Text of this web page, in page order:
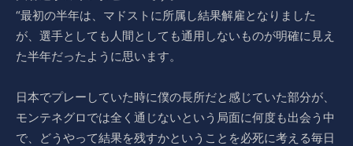
“最初の半年は、マドストに所属し結果解雇となりました
が、選手としても人間としても通用しないものが明確に見え
た半年だったように思います。
日本でプレーしていた時に僕の長所だと感じていた部分が、
モンテネグロでは全く通じないという局面に何度も出会う中
で、どうやって結果を残すかということを必死に考える毎日